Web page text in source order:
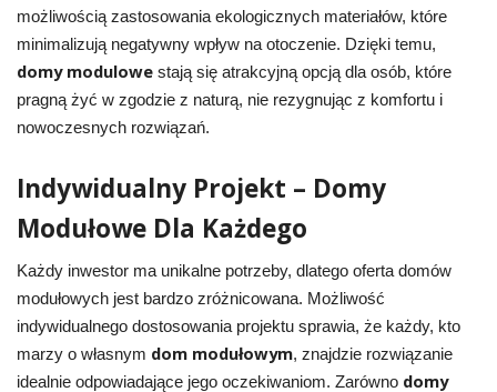
możliwością zastosowania ekologicznych materiałów, które
minimalizują negatywny wpływ na otoczenie. Dzięki temu,
domy modulowestają się atrakcyjną opcją dla osób, które
pragną żyć w zgodzie z naturą, nie rezygnując z komfortu i
nowoczesnych rozwiązań.
Indywidualny Projekt – Domy
Modułowe Dla Każdego
Każdy inwestor ma unikalne potrzeby, dlatego oferta domów
modułowych jest bardzo zróżnicowana. Możliwość
indywidualnego dostosowania projektu sprawia, że każdy, kto
marzy o własnym dom modułowym, znajdzie rozwiązanie
idealnie odpowiadające jego oczekiwaniom. Zarówno domy